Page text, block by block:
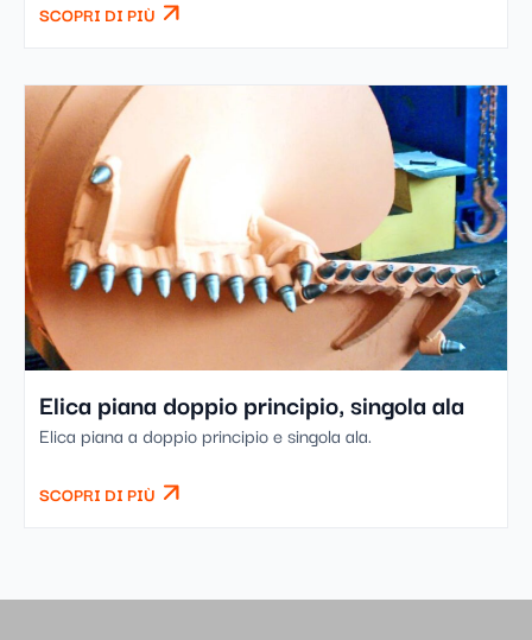
SCOPRI DI PIÙ
Elica piana doppio principio, singola ala
Elica piana a doppio principio e singola ala.
SCOPRI DI PIÙ